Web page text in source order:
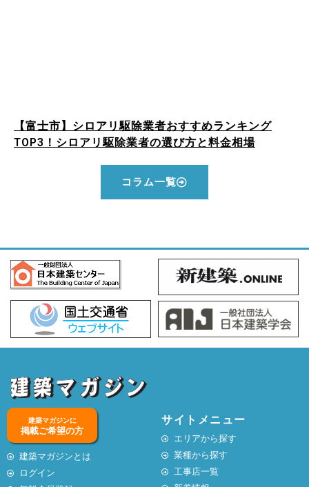
【富士市】シロアリ駆除業者おすすめランキング
TOP3！シロアリ駆除業者の選び方と料金相場
コラム一覧
建築マガジンに
掲載ご希望の方
建築マガジンとは
ログイン
サイトメニュー
エリアから探す
業種から探す
工事店一覧